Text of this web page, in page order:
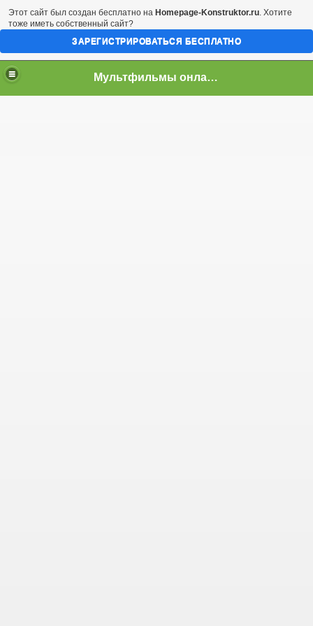
Мультфильмы онлайн скачать бесплатно
Этот сайт был создан бесплатно на Homepage-Konstruktor.ru. Хотите
тоже иметь собственный сайт?
ЗАРЕГИСТРИРОВАТЬСЯ БЕСПЛАТНО